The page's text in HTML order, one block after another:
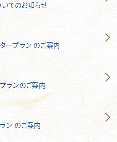
てのお知らせ
ープラン のご案内
ランのご案内
ン のご案内